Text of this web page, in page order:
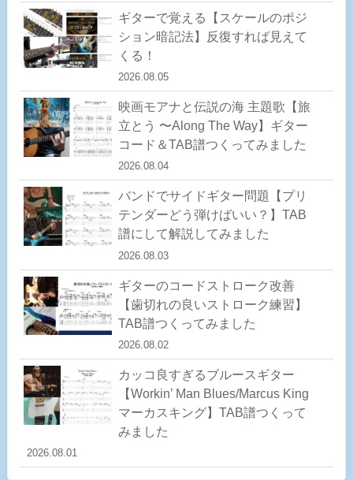
ギターで覚える【スケールのポジ
ション暗記法】反復すれば見えて
くる！
2026.08.05
映画モアナと伝説の海 主題歌【旅
立とう 〜Along The Way】ギター
コード＆TAB譜つくってみました
2026.08.04
バンドでサイドギター問題【プリ
テンダーどう弾けばいい？】TAB
譜にして解説してみました
2026.08.03
ギターのコードストローク改善
【歯切れの良いストローク練習】
TAB譜つくってみました
2026.08.02
カッコ良すぎるブルースギター
【Workin’ Man Blues/Marcus King
マーカスキング】TAB譜つくって
みました
2026.08.01